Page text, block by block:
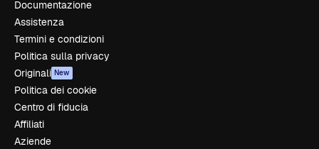
Documentazione
Assistenza
Termini e condizioni
Politica sulla privacy
Originali New
Politica dei cookie
Centro di fiducia
Affiliati
Aziende